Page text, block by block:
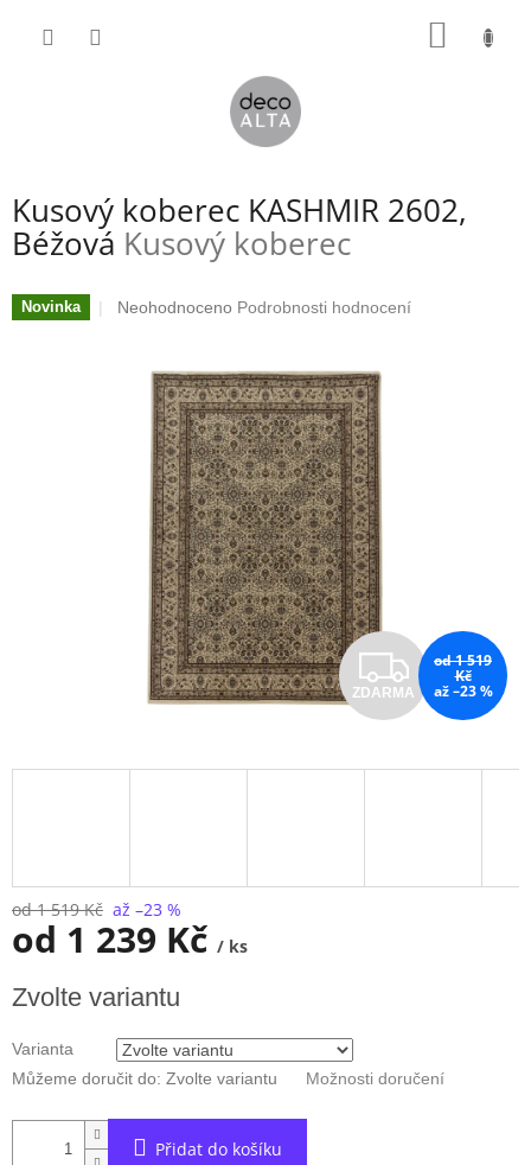
Kusový koberec KASHMIR 2602,
Béžová Kusový koberec
Novinka
Průměrné
hvězdiček.
Neohodnoceno Podrobnosti hodnocení
Z
D
A
ZDARMA
od 1 519
Kč
až –23 %
od 1 519 Kč až –23 %
od 1 239 Kč / ks
cena:
Zvolte variantu
Varianta
Můžeme doručit do: Zvolte variantu Možnosti doručení
Přidat do košíku